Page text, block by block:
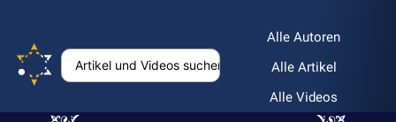
Alle Autoren
Alle Artikel
Alle Videos